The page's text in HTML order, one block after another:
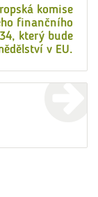
komise
finančního
který bude
v EU.